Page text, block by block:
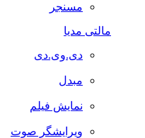
مسنجر
مالتی مدیا
دی.وی.دی
مبدل
نمایش فیلم
ویرایشگر صوت